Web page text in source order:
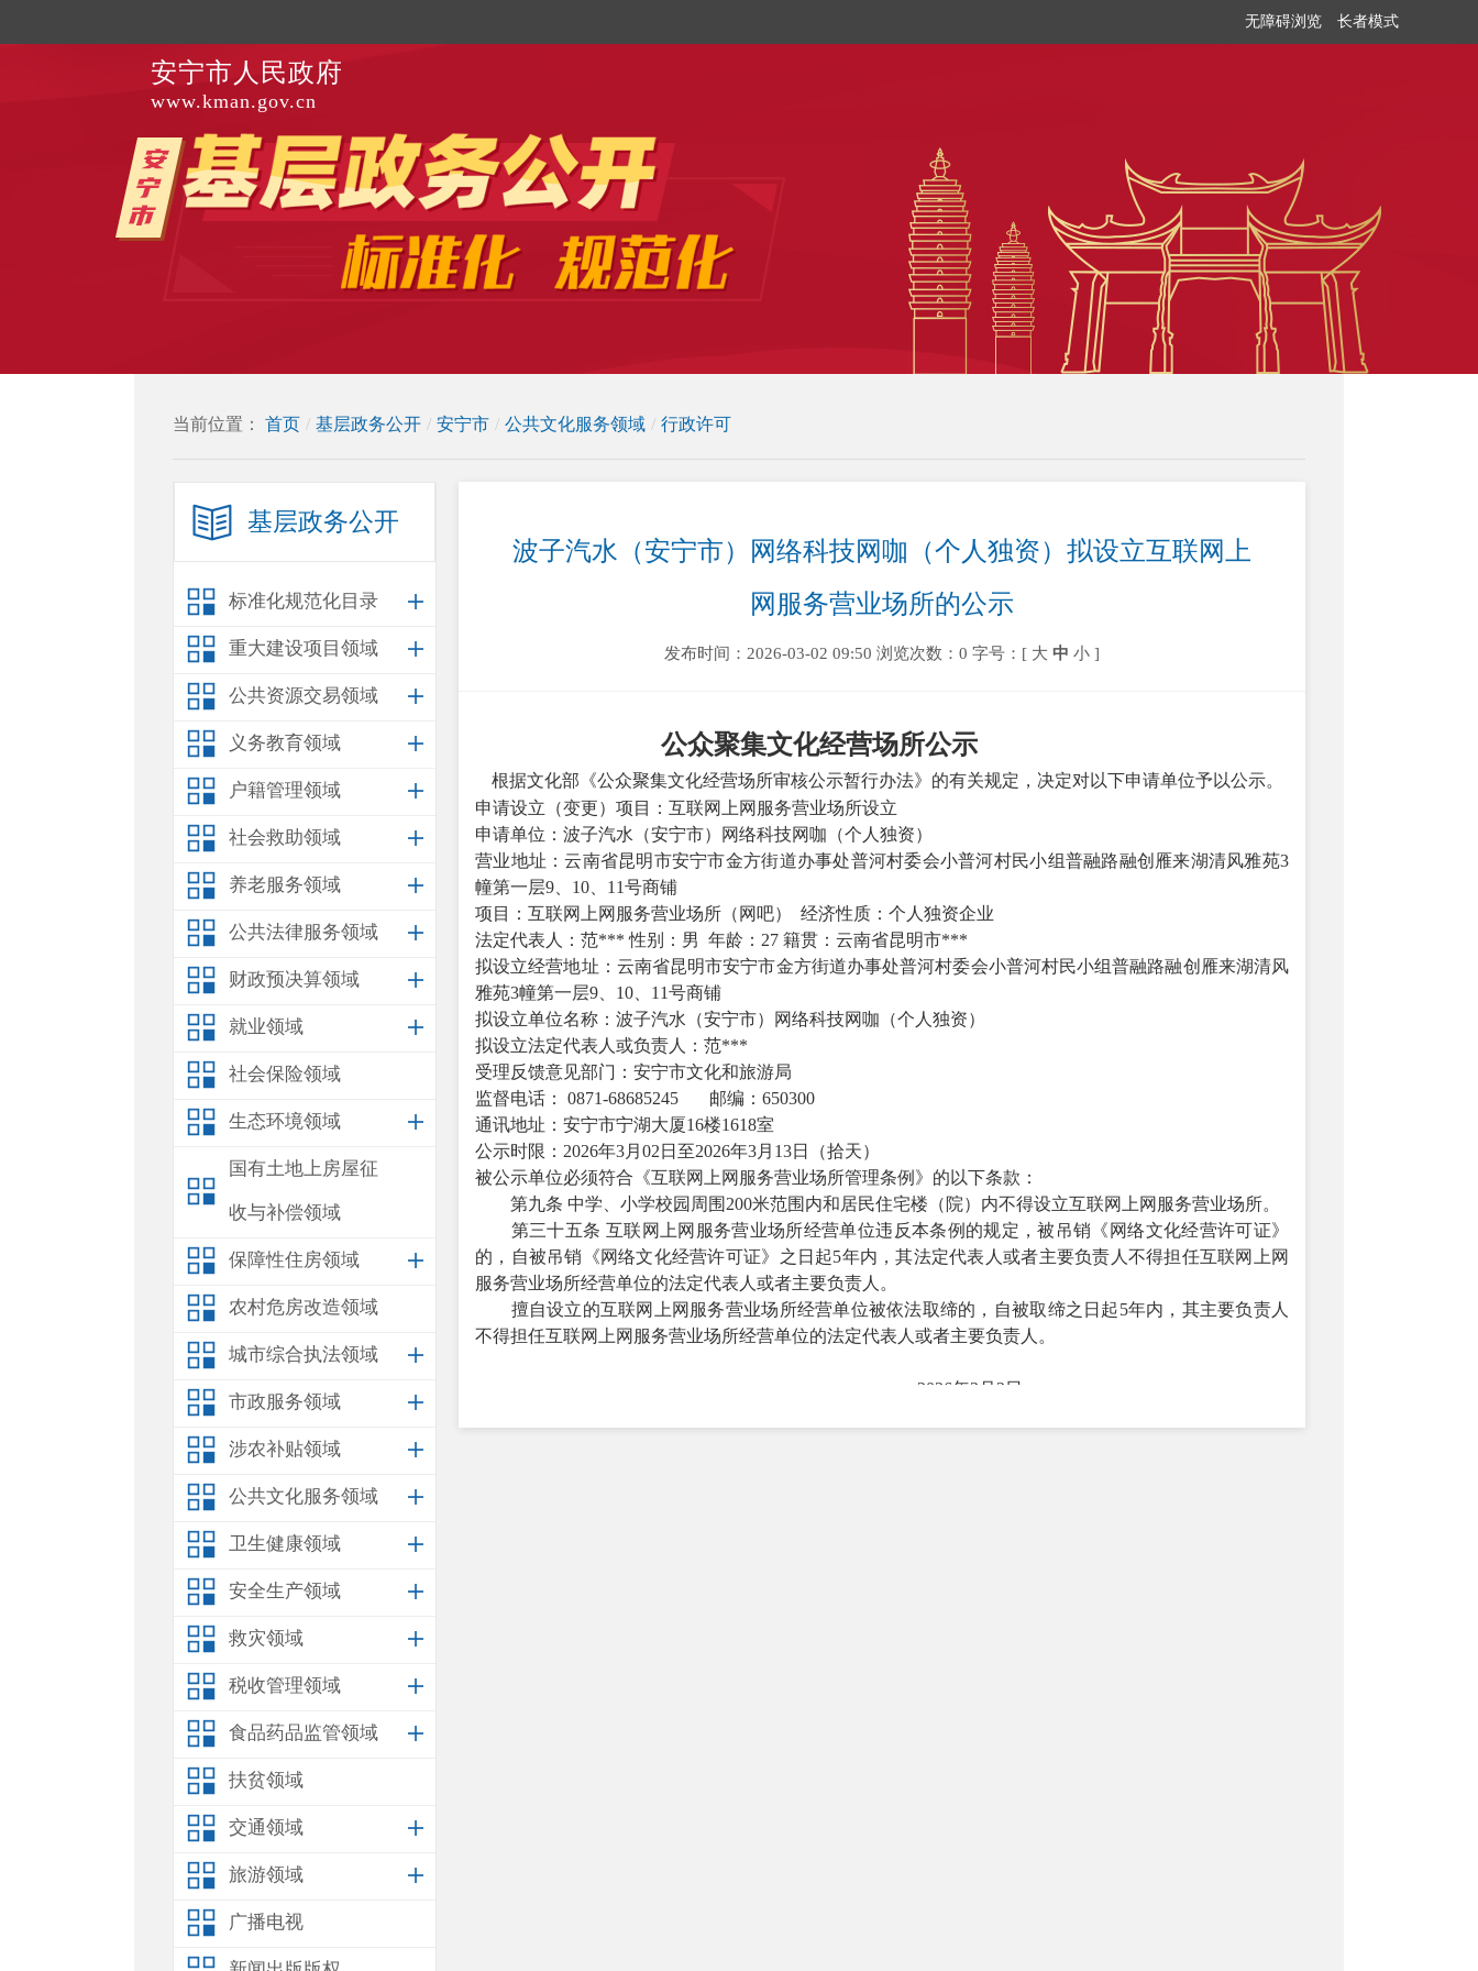
无障碍浏览 长者模式
安宁市人民政府
www.kman.gov.cn
当前位置： 首页 / 基层政务公开 / 安宁市 / 公共文化服务领域 / 行政许可
基层政务公开
标准化规范化目录
重大建设项目领域
公共资源交易领域
义务教育领域
户籍管理领域
社会救助领域
养老服务领域
公共法律服务领域
财政预决算领域
就业领域
社会保险领域
生态环境领域
国有土地上房屋征
收与补偿领域
保障性住房领域
农村危房改造领域
城市综合执法领域
市政服务领域
涉农补贴领域
公共文化服务领域
卫生健康领域
安全生产领域
救灾领域
税收管理领域
食品药品监管领域
扶贫领域
交通领域
旅游领域
广播电视
波子汽水（安宁市）网络科技网咖（个人独资）拟设立互联网上
网服务营业场所的公示
发布时间：2026-03-02 09:50 浏览次数：0 字号：[ 大 中 小 ]
公众聚集文化经营场所公示
根据文化部《公众聚集文化经营场所审核公示暂行办法》的有关规定，决定对以下申请单位予以公示。
申请设立（变更）项目： 互联网上网服务营业场所设立
申请单位： 波子汽水（安宁市）网络科技网咖 （个人独资）
营业地址：云南省昆明市安宁市金方街道办事处普河村委会小普河村民小组普融路融创雁来湖清风雅苑3
幢第一层9、10、11号商铺
项目：互联网上网服务营业场所（网吧）
经济性质： 个人独资企业
法定代表人： 范***性别： 男 年龄： 27 籍贯： 云南省昆明市***
拟设立经营地址： 云南省昆明市安宁市金方街道办事处普河村委会小普河村民小组普融路融创雁来湖清风
雅苑3幢第一层9、10、11号商铺
拟设立单位名称： 波子汽水（安宁市）网络科技网咖 （个人独资）
拟设立法定代表人或负责人： 范***
受理反馈意见部门 ：安宁市文化和旅游局
监督电话：
0871-68685245 邮编： 650300
通讯地址： 安宁市宁湖大厦16楼1618室
公示时限： 2026年3月 02 日至2026年3月 13日 （拾天）
被公示单位必须符合《互联网上网服务营业场所管理条例》的以下条款：
第九条 中学、小学校园周围 200米范围内和居民住宅楼（院）内不得设立互联网上网服务营业场所。
第三十五条 互联网上网服务营业场所经营单位违反本条例的规定，被吊销《网络文化经营许可证》
的，自被吊销《网络文化经营许可证》之日起5年内，其法定代表人或者主要负责人不得担任互联网上网
服务营业场所经营单位的法定代表人或者主要负责人。
擅自设立的互联网上网服务营业场所经营单位被依法取缔的，自被取缔之日起5年内，其主要负责人
不得担任互联网上网服务营业场所经营单位的法定代表人或者主要负责人。
2026年3 月 2日